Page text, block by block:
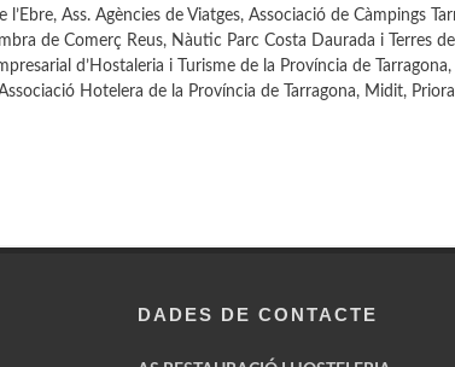
Ass. Agències de Viatges, Associació de Càmpings
de Comerç Reus, Nàutic Parc Costa Daurada i Terres de
d’Hostaleria i Turisme de la Província de
Hotelera de la Província de Tarragona, Midit,
DADES DE CONTACTE